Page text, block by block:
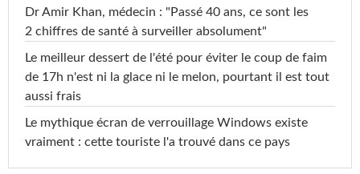
Dr Amir Khan, médecin : "Passé 40 ans, ce sont les
2 chiffres de santé à surveiller absolument"
Le meilleur dessert de l'été pour éviter le coup de faim
de 17h n'est ni la glace ni le melon, pourtant il est tout
aussi frais
Le mythique écran de verrouillage Windows existe
vraiment : cette touriste l'a trouvé dans ce pays